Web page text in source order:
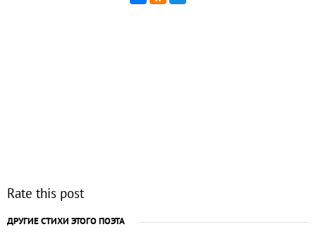
Rate this post
ДРУГИЕ СТИХИ ЭТОГО ПОЭТА